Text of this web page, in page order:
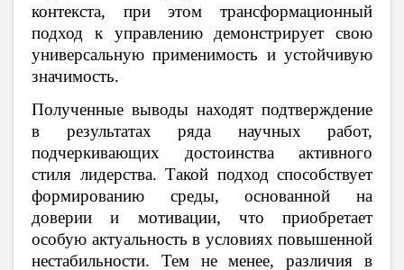
контекста, при этом трансформационный
подход к управлению демонстрирует свою
универсальную применимость и устойчивую
значимость.
Полученные выводы находят подтверждение
в результатах ряда научных работ,
подчеркивающих достоинства активного
стиля лидерства. Такой подход способствует
формированию среды, основанной на
доверии и мотивации, что приобретает
особую актуальность в условиях повышенной
нестабильности. Тем не менее, различия в